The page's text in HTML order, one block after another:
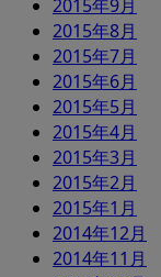
2015年9月
2015年8月
2015年7月
2015年6月
2015年5月
2015年4月
2015年3月
2015年2月
2015年1月
2014年12月
2014年11月